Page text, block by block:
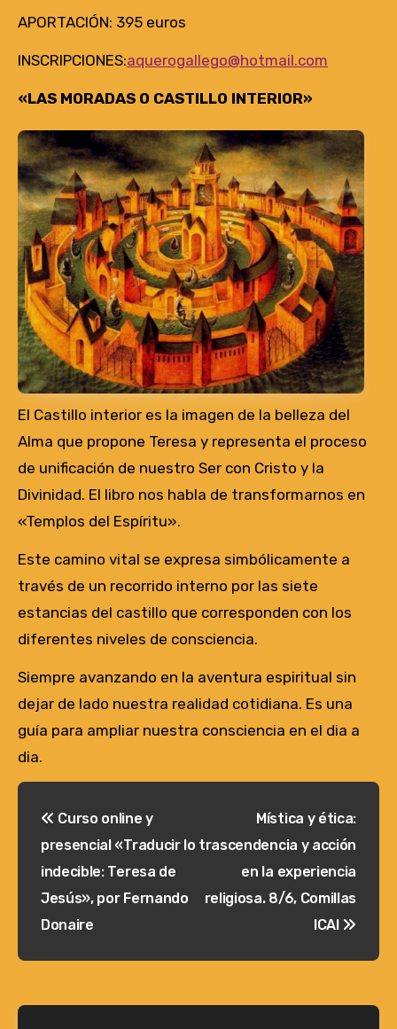
APORTACIÓN: 395 euros
INSCRIPCIONES:aquerogallego@hotmail.com
«LAS MORADAS O CASTILLO INTERIOR»
El Castillo interior es la imagen de la belleza del
Alma que propone Teresa y representa el proceso
de unificación de nuestro Ser con Cristo y la
Divinidad. El libro nos habla de transformarnos en
«Templos del Espíritu».
Este camino vital se expresa simbólicamente a
través de un recorrido interno por las siete
estancias del castillo que corresponden con los
diferentes niveles de consciencia.
Siempre avanzando en la aventura espiritual sin
dejar de lado nuestra realidad cotidiana. Es una
guía para ampliar nuestra consciencia en el dia a
dia.
de
entradas
Curso online y
presencial «Traducir lo
indecible: Teresa de
Jesús», por Fernando
Donaire
Mística y ética:
trascendencia y acción
en la experiencia
religiosa. 8/6, Comillas
ICAI